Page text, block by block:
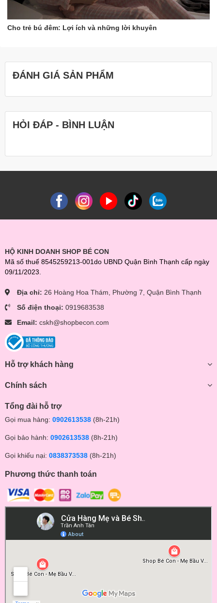
Cho trẻ bú đêm: Lợi ích và những lời khuyên
ĐÁNH GIÁ SẢN PHẨM
HỎI ĐÁP - BÌNH LUẬN
HỘ KINH DOANH SHOP BÉ CON
Mã số thuế 8545259213-001do UBND Quận Bình Thạnh cấp ngày
09/11/2023.
Địa chỉ: 26 Hoàng Hoa Thám, Phường 7, Quận Bình Thạnh
Số điện thoại: 0919683538
Email: cskh@shopbecon.com
Hỗ trợ khách hàng
Chính sách
Tổng đài hỗ trợ
Gọi mua hàng: 0902613538 (8h-21h)
Gọi bảo hành: 0902613538 (8h-21h)
Gọi khiếu nại: 0838373538 (8h-21h)
Phương thức thanh toán